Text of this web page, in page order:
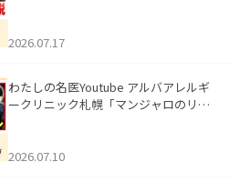
した。
2026.07.17
わたしの名医Youtube アルバアレルギ
ークリニック札幌「マンジャロのリア
た。
2026.07.10